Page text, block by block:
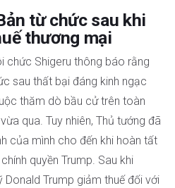
từ chức sau khi
thương mại
chức Shigeru thông báo rằng
sau thất bại đáng kinh ngạc
thăm dò bầu cử trên toàn
qua. Tuy nhiên, Thủ tướng đã
của mình cho đến khi hoàn tất
quyền Trump. Sau khi
Trump giảm thuế đối với